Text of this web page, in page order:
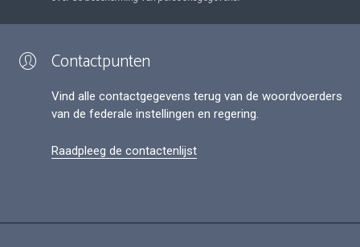
Contactpunten
Vind alle contactgegevens terug van de woordvoerders
van de federale instellingen en regering.
Raadpleeg de contactenlijst